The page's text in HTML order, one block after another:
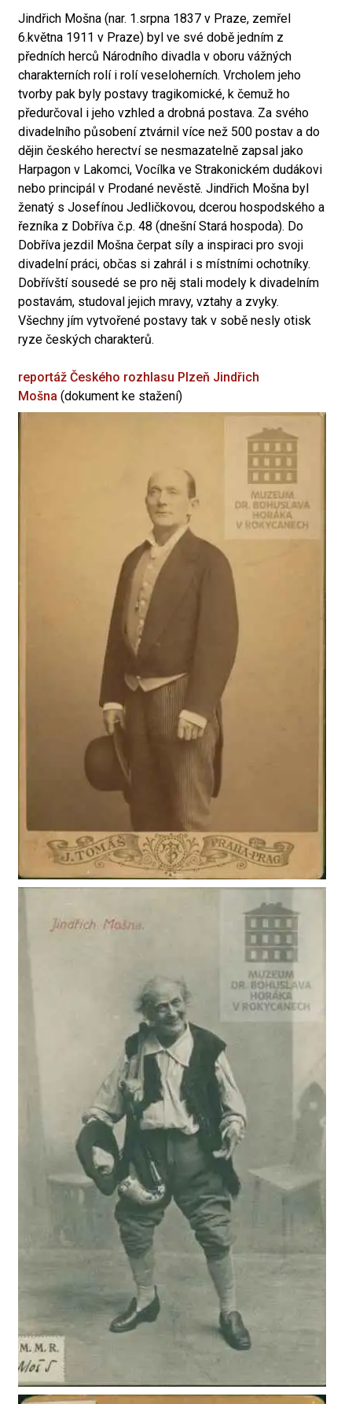
Jindřich Mošna (nar. 1.srpna 1837 v Praze, zemřel
6.května 1911 v Praze) byl ve své době jedním z
předních herců Národního divadla v oboru vážných
charakterních rolí i rolí veseloherních. Vrcholem jeho
tvorby pak byly postavy tragikomické, k čemuž ho
předurčoval i jeho vzhled a drobná postava. Za svého
divadelního působení ztvárnil více než 500 postav a do
dějin českého herectví se nesmazatelně zapsal jako
Harpagon v Lakomci, Vocílka ve Strakonickém dudákovi
nebo principál v Prodané nevěstě. Jindřich Mošna byl
ženatý s Josefínou Jedličkovou, dcerou hospodského a
řezníka z Dobříva č.p. 48 (dnešní Stará hospoda). Do
Dobříva jezdil Mošna čerpat síly a inspiraci pro svoji
divadelní práci, občas si zahrál i s místními ochotníky.
Dobřívští sousedé se pro něj stali modely k divadelním
postavám, studoval jejich mravy, vztahy a zvyky.
Všechny jím vytvořené postavy tak v sobě nesly otisk
ryze českých charakterů.
reportáž Českého rozhlasu Plzeň Jindřich
Mošna (dokument ke stažení)